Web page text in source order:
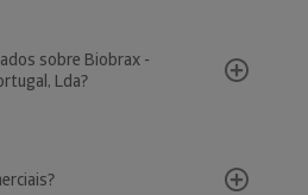
sobre Biobrax -
Lda?